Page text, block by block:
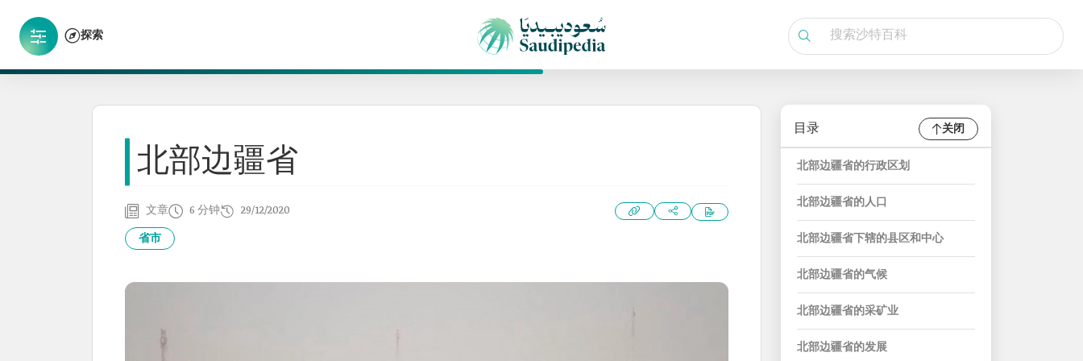
探索
北部边疆省
文章 6 分钟 29/12/2020
省市
目录 关闭
北部边疆省的行政区划
北部边疆省的人口
北部边疆省下辖的县区和中心
北部边疆省的气候
北部边疆省的采矿业
北部边疆省的发展